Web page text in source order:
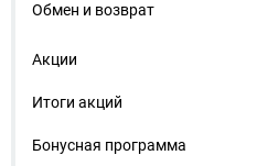
Обмен и возврат
Акции
Итоги акций
Бонусная программа